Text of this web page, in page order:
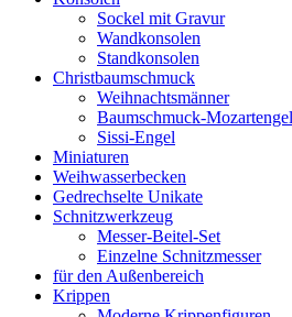
Sockel mit Gravur
Wandkonsolen
Standkonsolen
Christbaumschmuck
Weihnachtsmänner
Baumschmuck-Mozartengel
Sissi-Engel
Miniaturen
Weihwasserbecken
Gedrechselte Unikate
Schnitzwerkzeug
Messer-Beitel-Set
Einzelne Schnitzmesser
für den Außenbereich
Krippen